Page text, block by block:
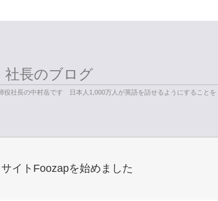
社長のブログ
役社長の中村岳です 日本人1,000万人が英語を話せるようにすることを
イトFoozapを始めました